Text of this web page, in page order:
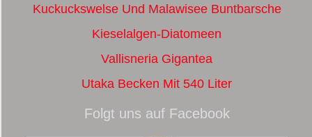
Kuckuckswelse Und Malawisee Buntbarsche
Kieselalgen-Diatomeen
Vallisneria Gigantea
Utaka Becken Mit 540 Liter
Folgt uns auf Facebook